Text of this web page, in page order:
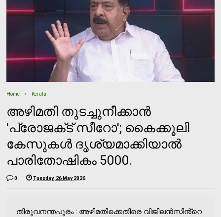
Home Kerala
അഴിമതി തുടച്ചുനീക്കാൻ
'പ്രോജക്‌ട് സീറോ'; കൈക്കൂലി
കേസുകൾ ദൃശ്യമാക്കിയാൽ
പാരിതോഷികം 5000.
0 Tuesday, 26 May 2026
തിരുവനന്തപുരം : അഴിമതിക്കെതിരെ വിജിലൻസിൻ്റെ